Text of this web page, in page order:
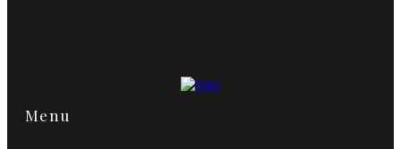
Menu